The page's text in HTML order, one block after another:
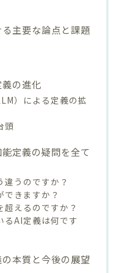
主要な論点と課題
の進化
）による定義の拡
頭
定義の疑問を全て
うのですか？
きますか？
超えるのですか？
るAI定義は何です
本質と今後の展望